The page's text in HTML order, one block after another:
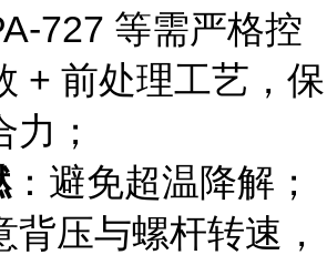
727 等需严格控
+ 前处理工艺，保
；
：避免超温降解；
背压与螺杆转速，